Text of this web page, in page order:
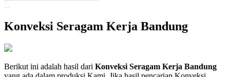
Konveksi Seragam Kerja Bandung
konveksi
Berikut ini adalah hasil dari Konveksi Seragam Kerja Bandung